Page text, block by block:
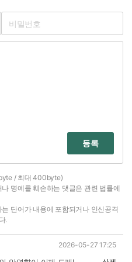
등록
/ 최대 400byte)
명예를 훼손하는 댓글은 관련 법률에
단어가 내용에 포함되거나 인신공격
.
2026-05-27 17:25